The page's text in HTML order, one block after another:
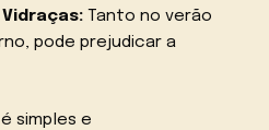
Tanto no verão
pode prejudicar a
simples e